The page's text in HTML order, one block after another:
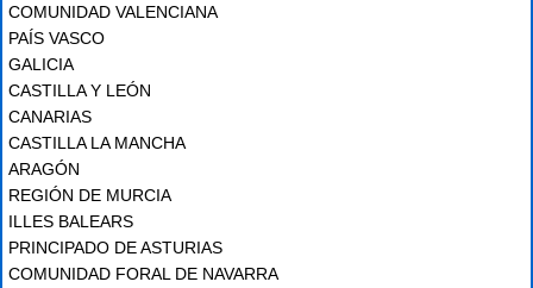
COMUNIDAD VALENCIANA
PAÍS VASCO
GALICIA
CASTILLA Y LEÓN
CANARIAS
CASTILLA LA MANCHA
ARAGÓN
REGIÓN DE MURCIA
ILLES BALEARS
PRINCIPADO DE ASTURIAS
COMUNIDAD FORAL DE NAVARRA